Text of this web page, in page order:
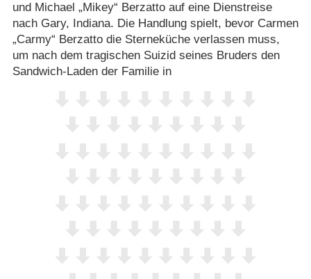
und Michael „Mikey“ Berzatto auf eine Dienstreise
nach Gary, Indiana. Die Handlung spielt, bevor Carmen
„Carmy“ Berzatto die Sterneküche verlassen muss,
um nach dem tragischen Suizid seines Bruders den
Sandwich-Laden der Familie in